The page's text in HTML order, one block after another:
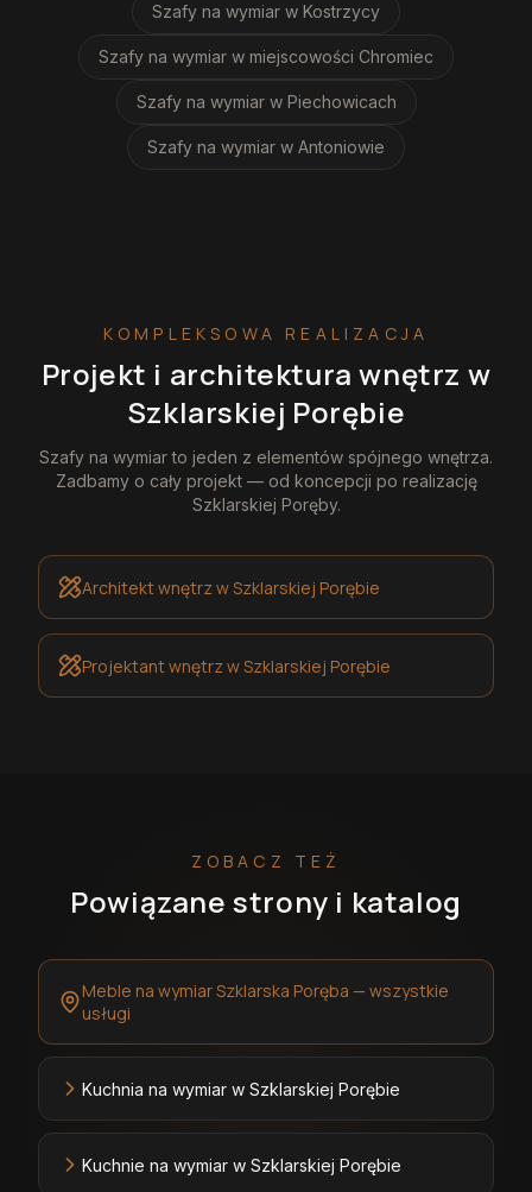
Szafy na wymiar w Kostrzycy
Szafy na wymiar w miejscowości Chromiec
Szafy na wymiar w Piechowicach
Szafy na wymiar w Antoniowie
KOMPLEKSOWA REALIZACJA
Projekt i architektura wnętrz w
Szklarskiej Porębie
Szafy na wymiarto jeden z elementów spójnego wnętrza.
Zadbamy o cały projekt — od koncepcji po realizację
Szklarskiej Poręby.
Architekt wnętrzw Szklarskiej Porębie
Projektant wnętrzw Szklarskiej Porębie
ZOBACZ TEŻ
Powiązane strony i katalog
Meble na wymiar Szklarska Poręba — wszystkie
usługi
Kuchnia na wymiar w Szklarskiej Porębie
Kuchnie na wymiar w Szklarskiej Porębie